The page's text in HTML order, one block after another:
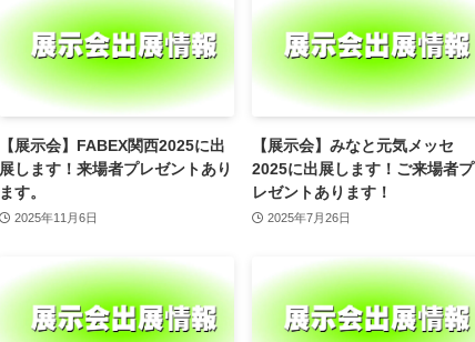
【展示会】FABEX関西2025に出
展します！来場者プレゼントあり
ます。
2025年11月6日
【展示会】みなと元気メッセ
2025に出展します！ご来場者プ
レゼントあります！
2025年7月26日